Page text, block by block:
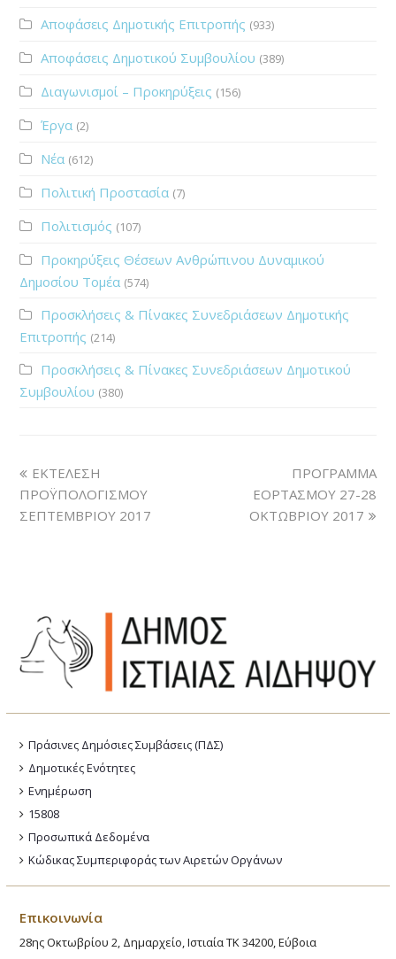
Αποφάσεις Δημοτικής Επιτροπής (933)
Αποφάσεις Δημοτικού Συμβουλίου (389)
Διαγωνισμοί – Προκηρύξεις (156)
Έργα (2)
Νέα (612)
Πολιτική Προστασία (7)
Πολιτισμός (107)
Προκηρύξεις Θέσεων Ανθρώπινου Δυναμικού
Δημοσίου Τομέα (574)
Προσκλήσεις & Πίνακες Συνεδριάσεων Δημοτικής
Επιτροπής (214)
Προσκλήσεις & Πίνακες Συνεδριάσεων Δημοτικού
Συμβουλίου (380)
ΕΚΤΕΛΕΣΗ
ΠΡΟΫΠΟΛΟΓΙΣΜΟΥ
ΣΕΠΤΕΜΒΡΙΟΥ 2017
ΠΡΟΓΡΑΜΜΑ
ΕΟΡΤΑΣΜΟΥ 27-28
ΟΚΤΩΒΡΙΟΥ 2017
Πράσινες Δημόσιες Συμβάσεις (ΠΔΣ)
Δημοτικές Ενότητες
Ενημέρωση
15808
Προσωπικά Δεδομένα
Κώδικας Συμπεριφοράς των Αιρετών Οργάνων
Επικοινωνία
28ης Οκτωβρίου 2, Δημαρχείο, Ιστιαία ΤΚ 34200, Εύβοια